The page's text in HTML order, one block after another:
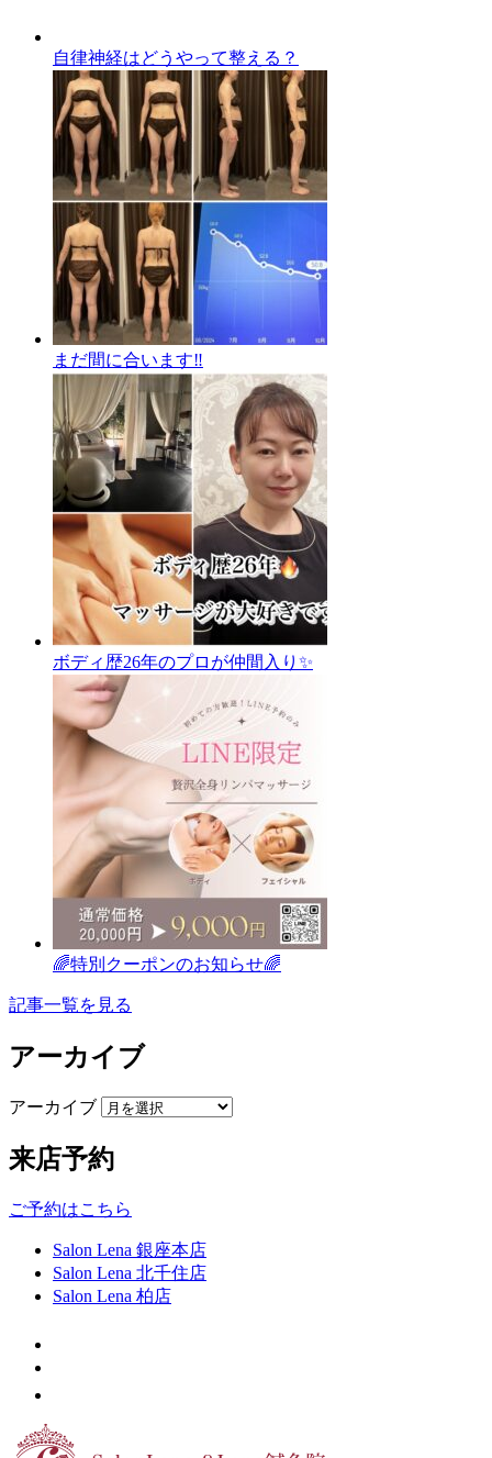
自律神経はどうやって整える？
まだ間に合います‼️
ボディ歴26年のプロが仲間入り✨
🌈特別クーポンのお知らせ🌈
記事一覧を見る
アーカイブ
アーカイブ
来店予約
ご予約はこちら
Salon Lena 銀座本店
Salon Lena 北千住店
Salon Lena 柏店